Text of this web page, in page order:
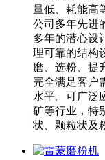
量低、耗能高
公司多年先进
多年的潜心设
理可靠的结构
磨、选粉、提
完全满足客户
水平。可广泛
矿等行业，特
状、颗粒状及